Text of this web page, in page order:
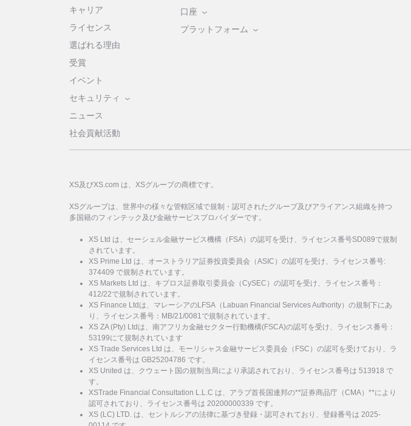
キャリア
ライセンス
選ばれる理由
受賞
イベント
セキュリティ
ニュース
社会貢献活動
口座
プラットフォーム
XS及びXS.com は、XSグループの商標です。
XSグループは、世界中の様々な管轄区域で規制・認可されたグループ及びアライアンス組織を持つ
多国籍のフィンテック及び金融サービスプロバイダーです。
XS Ltd は、セーシェル金融サービス機構（FSA）の認可を受け、ライセンス番号SD089で規制
されています。
XS Prime Ltd は、オーストラリア証券投資委員会（ASIC）の認可を受け、ライセンス番号:
374409 で規制されています。
XS Markets Ltd は、キプロス証券取引委員会（CySEC）の認可を受け、ライセンス番号：
412/22で規制されています。
XS Finance Ltdは、マレーシアのLFSA（Labuan Financial Services Authority）の規制下にあ
り、ライセンス番号：MB/21/0081で規制されています。
XS ZA (Pty) Ltdは、南アフリカ金融セクター行動機構(FSCA)の認可を受け、ライセンス番号：
53199にて規制されています
XS Trade Services Ltd は、モーリシャス金融サービス委員会（FSC）の認可を受けており、ラ
イセンス番号は GB25204786 です。
XS United は、クウェート国の規制当局により承認されており、ライセンス番号は 513918 で
す。
XSTrade Financial Consultation L.L.C は、アラブ首長国連邦の**証券商品庁（CMA）**により
認可されており、ライセンス番号は 20200000339 です。
XS (LC) LTD. は、セントルシアの法律に基づき登録・認可されており、登録番号は 2025-